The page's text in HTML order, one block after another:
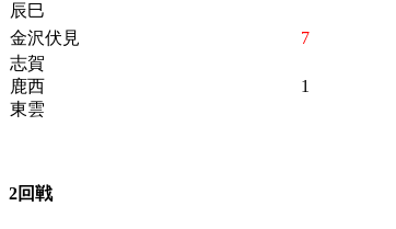
辰巳
金沢伏見 7
志賀
鹿西
東雲
1
2回戦